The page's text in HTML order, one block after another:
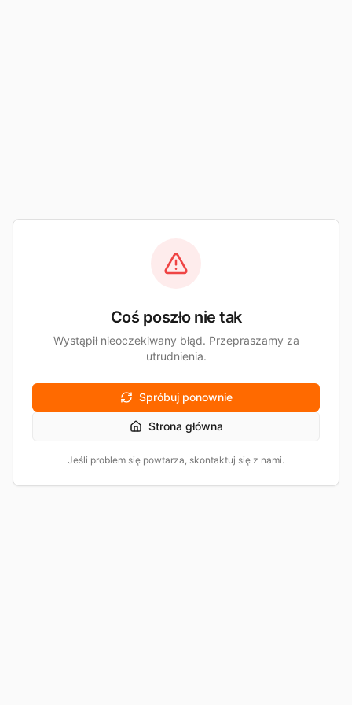
Coś poszło nie tak
Wystąpił nieoczekiwany błąd. Przepraszamy za
utrudnienia.
Spróbuj ponownie
Strona główna
Jeśli problem się powtarza, skontaktuj się z nami.